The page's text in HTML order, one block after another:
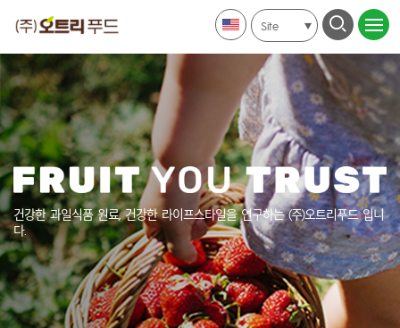
Site
건강한 과일식품 원료, 건강한 라이프스타일을 연구하는(주)오트리푸드 입니
다.